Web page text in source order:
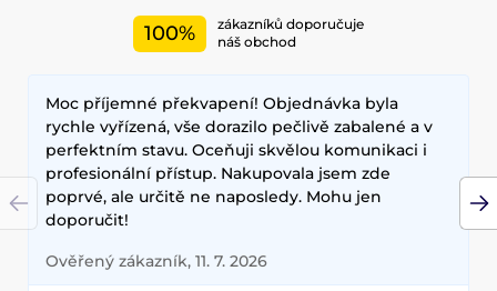
Mezi nejčastěji používané ingredience patří šnečí extrakt,
elasticitu. Hlavními benefity korejské kosmetiky jsou
dlouhodobé výsledky, přírodní složení a inovativní
technologie, které zajišťují zdravou a zářivou pleť.
100%
zákazníků doporučuje
náš obchod
Moc příjemné překvapení! Objednávka byla
rychle vyřízená, vše dorazilo pečlivě zabalené a v
perfektním stavu. Oceňuji skvělou komunikaci i
profesionální přístup. Nakupovala jsem zde
poprvé, ale určitě ne naposledy. Mohu jen
doporučit!
Ověřený zákazník, 11. 7. 2026